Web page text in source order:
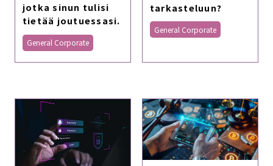
jotka sinun tulisi
tietää joutuessasi.
General Corporate
tarkasteluun?
General Corporate